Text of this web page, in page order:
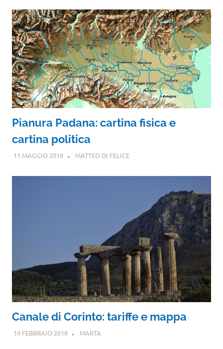
Pianura Padana: cartina fisica e
cartina politica
11 MAGGIO 2019 MATTEO DI FELICE
Canale di Corinto: tariffe e mappa
19 FEBBRAIO 2018 MARTA